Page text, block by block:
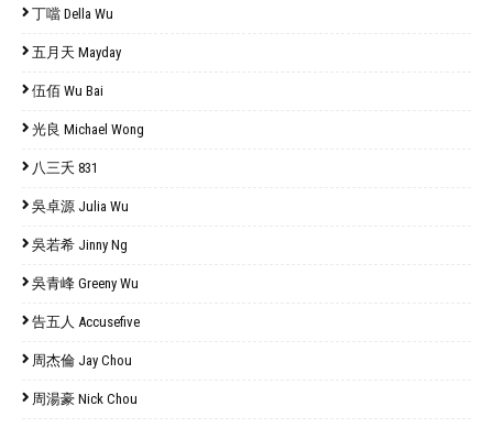
丁噹 Della Wu
五月天 Mayday
伍佰 Wu Bai
光良 Michael Wong
八三夭 831
吳卓源 Julia Wu
吳若希 Jinny Ng
吳青峰 Greeny Wu
告五人 Accusefive
周杰倫 Jay Chou
周湯豪 Nick Chou